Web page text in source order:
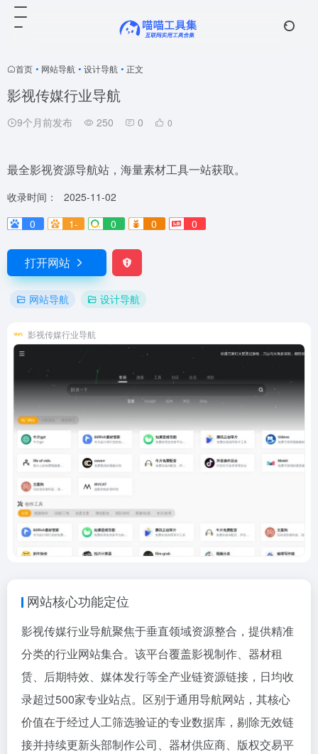
首页 • 网站导航 • 设计导航 • 正文
影视传媒行业导航
9个月前发布 250 0 0
最全影视资源导航站，海量素材工具一站获取。
收录时间：
2025-11-02
0
1- 0 0 0
打开网站
网站导航 设计导航
影视传媒行业导航
网站核心功能定位
影视传媒行业导航聚焦于垂直领域资源整合，提供精准
分类的行业网站集合。该平台覆盖影视制作、器材租
赁、后期特效、媒体发行等全产业链资源链接，日均收
录超过500家专业站点。区别于通用导航网站，其核心
价值在于经过人工筛选验证的专业数据库，剔除无效链
接并持续更新头部制作公司、器材供应商、版权交易平